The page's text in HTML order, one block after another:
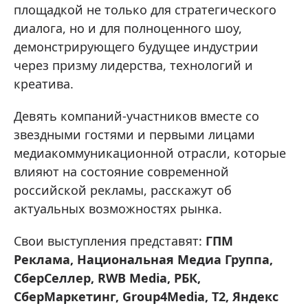
площадкой не только для стратегического
диалога, но и для полноценного шоу,
демонстрирующего будущее индустрии
через призму лидерства, технологий и
креатива.
Девять компаний-участников вместе со
звездными гостями и первыми лицами
медиакоммуникационной отрасли, которые
влияют на состояние современной
российской рекламы, расскажут об
актуальных возможностях рынка.
Свои выступления представят: ГПМ
Реклама, Национальная Медиа Группа,
СберСеллер, RWB Media, РБК,
СберМаркетинг, Group4Media, T2, Яндекс